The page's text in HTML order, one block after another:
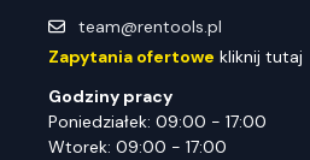
team@rentools.pl
Zapytania ofertowe kliknij tutaj
Godziny pracy
Poniedziałek: 09:00 - 17:00
Wtorek: 09:00 - 17:00